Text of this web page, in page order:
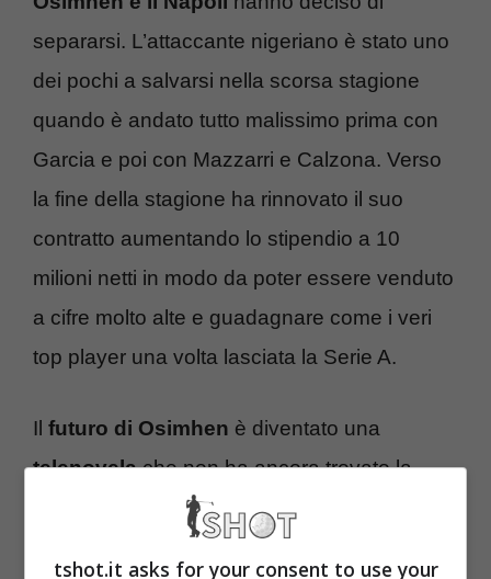
separarsi. L’attaccante nigeriano è stato uno
dei pochi a salvarsi nella scorsa stagione
quando è andato tutto malissimo prima con
Garcia e poi con Mazzarri e Calzona. Verso
la fine della stagione ha rinnovato il suo
contratto aumentando lo stipendio a 10
milioni netti in modo da poter essere venduto
a cifre molto alte e guadagnare come i veri
top player una volta lasciata la Serie A.
Il futuro di Osimhen è diventato una
telenovelache non ha ancora trovato la
parola fine. Intanto è stata avviata una
Chelsea,con un possibile
tshot.it asks for your consent to use your